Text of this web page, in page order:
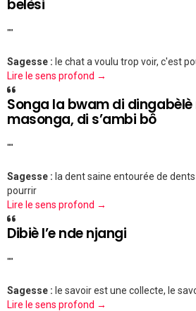
belèsi
""
Sagesse : le chat a voulu trop voir, c'est
Lire le sens profond →
Songa la bwam di
masonga, di s’ambi bô
""
Sagesse : la dent saine entourée de
pourrir
Lire le sens profond →
Dibiè l’e nde njangi
""
Sagesse : le savoir est une collecte, le
Lire le sens profond →